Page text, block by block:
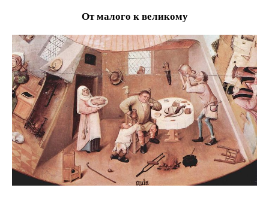
От малого к великому